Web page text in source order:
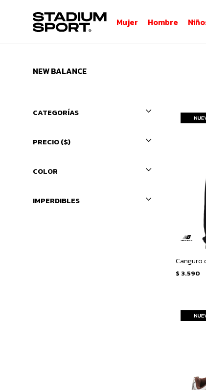
Mujer Hombre
NEW BALANCE
$ 3.590
CATEGORÍAS
PRECIO($)
COLOR
IMPERDIBLES